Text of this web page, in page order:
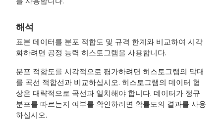
해석
표본 데이터를 분포 적합도 및 규격 한계와 비교하여 시각
화하려면 공정 능력 히스토그램을 사용합니다.
분포 적합도를 시각적으로 평가하려면 히스토그램의 막대
를 곡선 적합선과 비교하십시오. 히스토그램의 데이터 형
상은 대략적으로 곡선과 일치해야 합니다. 데이터가 정규
분포를 따르는지 여부를 확인하려면 확률도의 결과를 사용
하십시오.